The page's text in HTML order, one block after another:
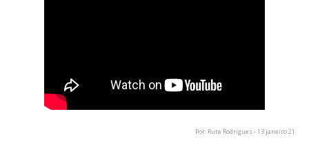
Por: Rute Rodrigues - 13 janeiro 21